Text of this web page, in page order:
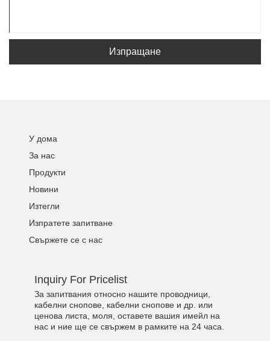
Изпращане
У дома
За нас
Продукти
Новини
Изтегли
Изпратете запитване
Свържете се с нас
Inquiry For Pricelist
За запитвания относно нашите проводници,
кабелни снопове, кабелни снопове и др. или
ценова листа, моля, оставете вашия имейл на
нас и ние ще се свържем в рамките на 24 часа.